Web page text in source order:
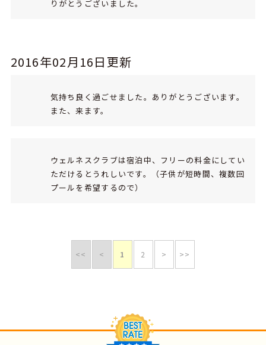
りがとうございました。
2016年02月16日更新
気持ち良く過ごせました。ありがとうございます。
また、来ます。
ウェルネスクラブは宿泊中、フリーの料金にしてい
ただけるとうれしいです。（子供が短時間、複数回
プールを希望するので）
<< < 1 2 > >>